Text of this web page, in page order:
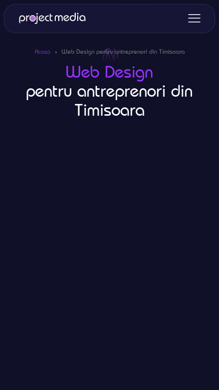
Acasa › Web Design pentru antreprenori din Timisoara
Web Design
pentru antreprenori din
Timisoara